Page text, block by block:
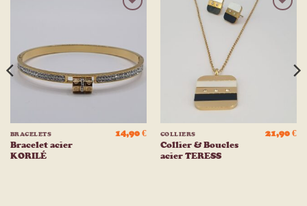
d’envies
BRACELETS
Bracelet acier
KORILÉ
14,90€ COLLIERS
Collier & Boucles
acier TERESS
21,90€